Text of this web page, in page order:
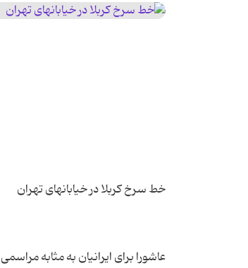
عاشورا برای ایرانیان به مثابه